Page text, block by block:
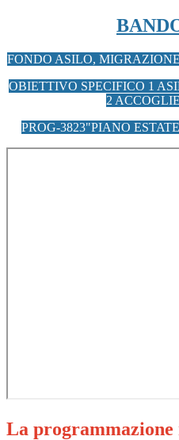
FONDO ASILO,
OBIETTIVO SPECIFICO 1
2
PROG-3823"PIANO
La programmazione